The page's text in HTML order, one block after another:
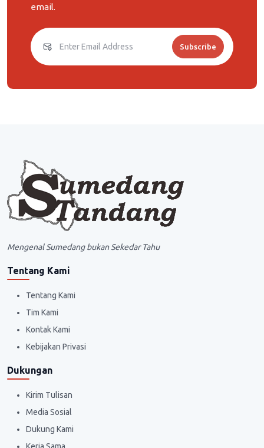
email.
Subscribe
Mengenal Sumedang bukan Sekedar Tahu
Tentang Kami
Tentang Kami
Tim Kami
Kontak Kami
Kebijakan Privasi
Dukungan
Kirim Tulisan
Media Sosial
Dukung Kami